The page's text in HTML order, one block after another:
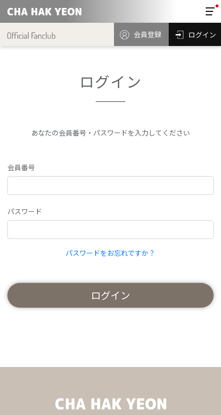
会員登録 ログイン
ログイン
あなたの会員番号・パスワードを入力してください
会員番号
パスワード
パスワードをお忘れですか？
ログイン